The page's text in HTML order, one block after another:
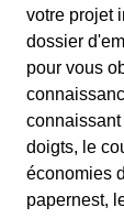
votre projet
dossier
pour vous
doigts, le
économies
papernest,